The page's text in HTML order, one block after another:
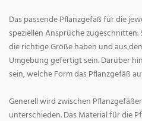
Das passende Pflanzgefäß für die
speziellen Ansprüche zugeschnitten.
die richtige Größe haben und aus
Umgebung gefertigt sein. Darüber
sein, welche Form das Pflanzgefäß
Generell wird zwischen
unterschieden. Das Material für die